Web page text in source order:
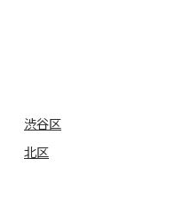
渋谷区
北区